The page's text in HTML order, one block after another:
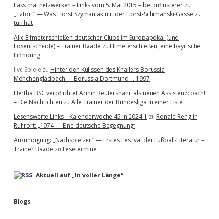
Lass mal netzwerken – Links vom 5. Mai 2015 – betonflüsterer zu
„Tatort“ — Was Horst Szymaniak mit der Horst-Schimanski-Gasse zu
tun hat
Alle Elfmeterschießen deutscher Clubs im Europapokal (und
Losentscheide) – Trainer Baade zu Elfmeterschießen, eine bayrische
Erfindung
live Spiele zu Hinter den Kulissen des Knallers Borussia
Mönchengladbach — Borussia Dortmund … 1997
Hertha BSC verpflichtet Armin Reutershahn als neuen Assistenzcoach!
– Die Nachrichten zu Alle Trainer der Bundesliga in einer Liste
Lesenswerte Links – Kalenderwoche 45 in 2024 | zu Ronald Reng in
Ruhrort: „1974 — Eine deutsche Begegnung“
Ankündigung: „Nachspielzeit“ — Erstes Festival der Fußball-Literatur –
Trainer Baade zu Lesetermine
Aktuell auf „In voller Länge“
Blogs